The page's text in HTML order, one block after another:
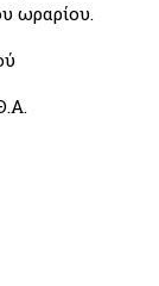
ωραρίου.